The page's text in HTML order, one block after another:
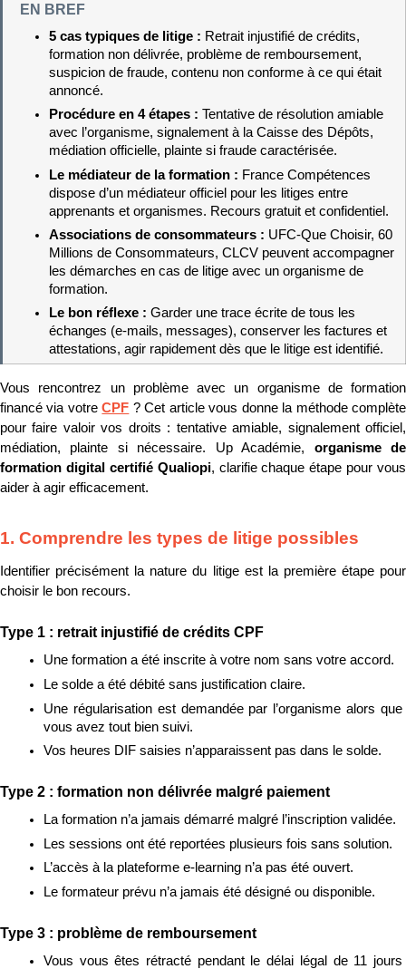
EN BREF
5 cas typiques de litige : Retrait injustifié de crédits,
formation non délivrée, problème de remboursement,
suspicion de fraude, contenu non conforme à ce qui était
annoncé.
Procédure en 4 étapes : Tentative de résolution amiable
avec l’organisme, signalement à la Caisse des Dépôts,
médiation officielle, plainte si fraude caractérisée.
Le médiateur de la formation : France Compétences
dispose d’un médiateur officiel pour les litiges entre
apprenants et organismes. Recours gratuit et confidentiel.
Associations de consommateurs : UFC-Que Choisir, 60
Millions de Consommateurs, CLCV peuvent accompagner
les démarches en cas de litige avec un organisme de
formation.
Le bon réflexe : Garder une trace écrite de tous les
échanges (e-mails, messages), conserver les factures et
attestations, agir rapidement dès que le litige est identifié.
Vous rencontrez un problème avec un organisme de formation
financé via votre CPF ? Cet article vous donne la méthode complète
pour faire valoir vos droits : tentative amiable, signalement officiel,
médiation, plainte si nécessaire. Up Académie, organisme de
formation digital certifié Qualiopi, clarifie chaque étape pour vous
aider à agir efficacement.
1. Comprendre les types de litige possibles
Identifier précisément la nature du litige est la première étape pour
choisir le bon recours.
Type 1 : retrait injustifié de crédits CPF
Une formation a été inscrite à votre nom sans votre accord.
Le solde a été débité sans justification claire.
Une régularisation est demandée par l’organisme alors que
vous avez tout bien suivi.
Vos heures DIF saisies n’apparaissent pas dans le solde.
Type 2 : formation non délivrée malgré paiement
La formation n’a jamais démarré malgré l’inscription validée.
Les sessions ont été reportées plusieurs fois sans solution.
L’accès à la plateforme e-learning n’a pas été ouvert.
Le formateur prévu n’a jamais été désigné ou disponible.
Type 3 : problème de remboursement
Vous vous êtes rétracté pendant le délai légal de 11 jours